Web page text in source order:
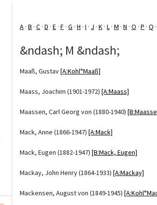
A · B · C · D · E · F · G · H · I · J · K · L · M · N · O · P · Q ·
&ndash; M &ndash;
Maaß, Gustav[A:Kohl°Maaß]
Maass, Joachim (1901-1972) [A:Maass]
Maassen, Carl Georg von (1880-1940)
Mack, Anne (1866-1947) [A:Mack]
Mack, Eugen (1882-1947) [B:Mack, Eugen]
Mackay, John Henry (1864-1933) [A:Mackay]
Mackensen, August von (1849-1945)